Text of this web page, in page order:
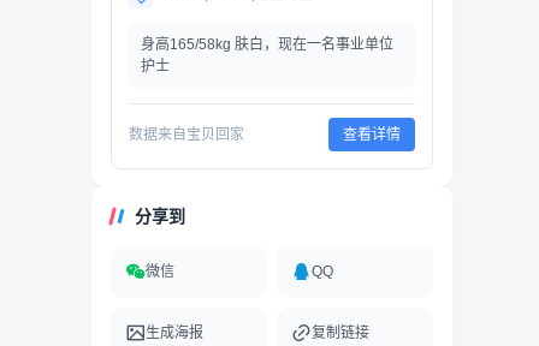
身高165/58kg 肤白，现在一名事业单位
护士
数据来自宝贝回家 查看详情
分享到
微信 QQ
生成海报 复制链接